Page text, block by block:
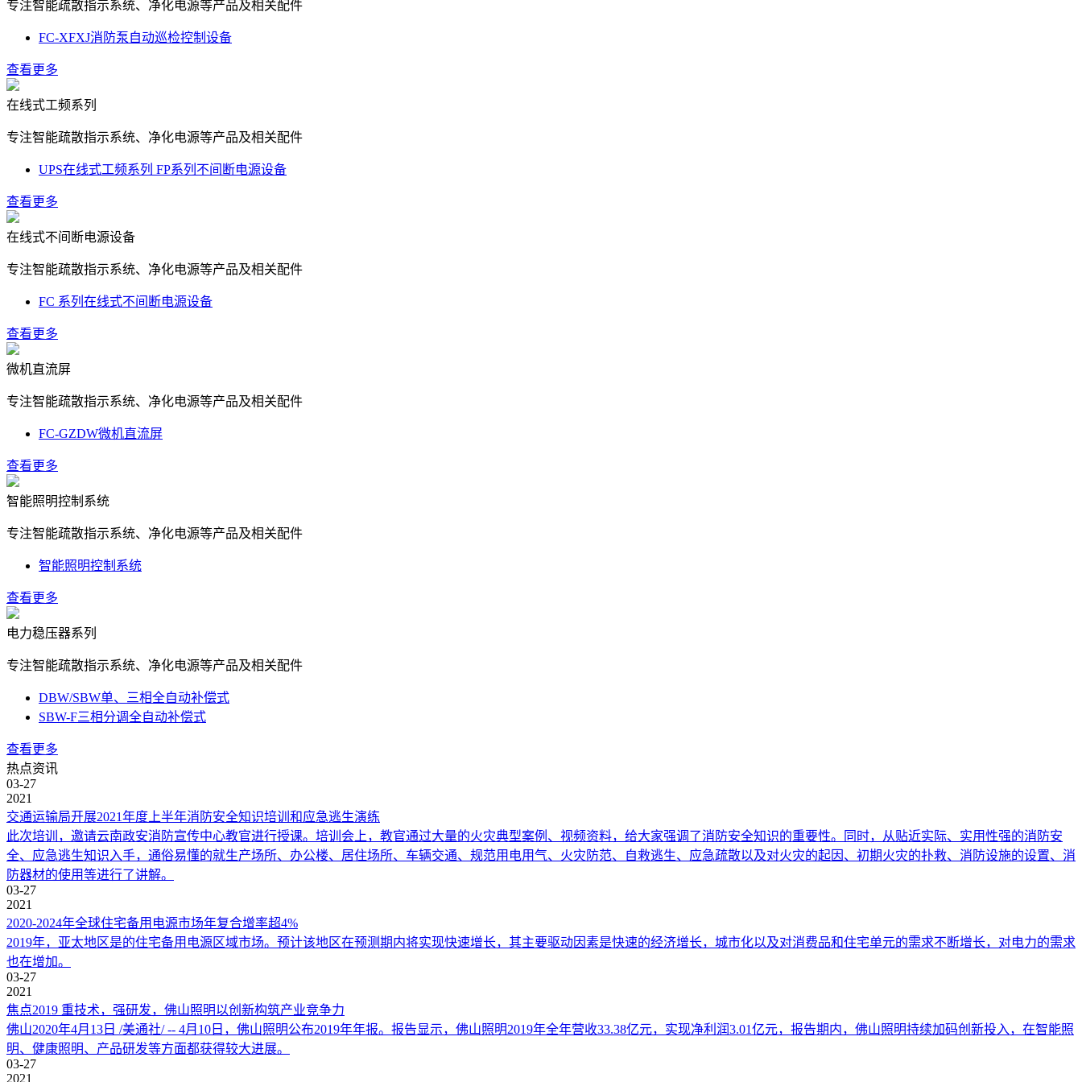
专注智能疏散指示系统、净化电源等产品及相关配件
FC-XFXJ消防泵自动巡检控制设备
查看更多
在线式工频系列
专注智能疏散指示系统、净化电源等产品及相关配件
UPS在线式工频系列 FP系列不间断电源设备
查看更多
在线式不间断电源设备
专注智能疏散指示系统、净化电源等产品及相关配件
FC 系列在线式不间断电源设备
查看更多
微机直流屏
专注智能疏散指示系统、净化电源等产品及相关配件
FC-GZDW微机直流屏
查看更多
智能照明控制系统
专注智能疏散指示系统、净化电源等产品及相关配件
智能照明控制系统
查看更多
电力稳压器系列
专注智能疏散指示系统、净化电源等产品及相关配件
DBW/SBW单、三相全自动补偿式
SBW-F三相分调全自动补偿式
查看更多
热点资讯
03-27
2021
交通运输局开展2021年度上半年消防安全知识培训和应急逃生演练
此次培训，邀请云南政安消防宣传中心教官进行授课。培训会上，教官通过大量的火灾典型案例、视频资料，给大家强调了消防安全知识的重要性。同时，从贴近实际、实用性强的消防安
全、应急逃生知识入手，通俗易懂的就生产场所、办公楼、居住场所、车辆交通、规范用电用气、火灾防范、自救逃生、应急疏散以及对火灾的起因、初期火灾的扑救、消防设施的设置、消
防器材的使用等进行了讲解。
03-27
2021
2020-2024年全球住宅备用电源市场年复合增率超4%
2019年，亚太地区是的住宅备用电源区域市场。预计该地区在预测期内将实现快速增长，其主要驱动因素是快速的经济增长，城市化以及对消费品和住宅单元的需求不断增长，对电力的需求
也在增加。
03-27
2021
焦点2019 重技术，强研发，佛山照明以创新构筑产业竞争力
佛山2020年4月13日 /美通社/ -- 4月10日，佛山照明公布2019年年报。报告显示，佛山照明2019年全年营收33.38亿元，实现净利润3.01亿元，报告期内，佛山照明持续加码创新投入，在智能照
明、健康照明、产品研发等方面都获得较大进展。
03-27
2021